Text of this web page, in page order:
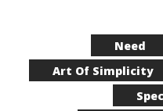
Need
Art Of Simplicity